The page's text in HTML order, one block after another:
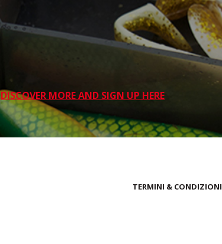
DISCOVER MORE AND SIGN UP HERE
TERMINI & CONDIZIONI